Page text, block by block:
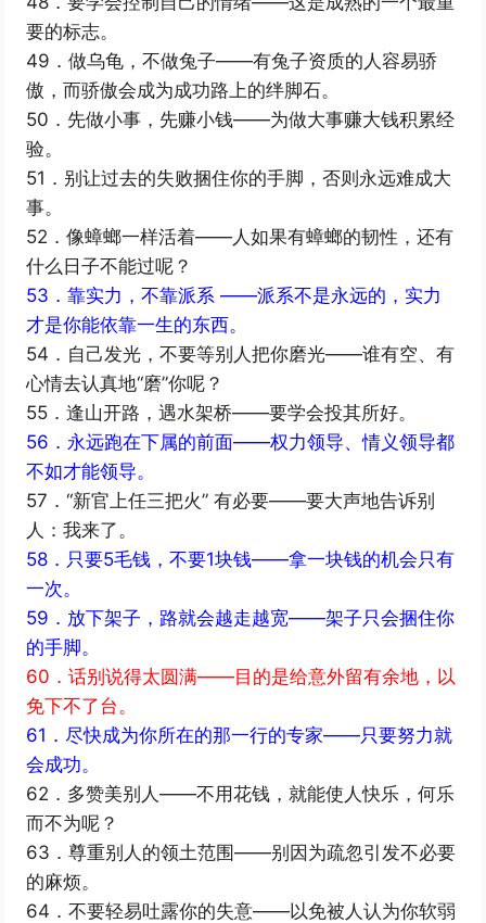
要的标志。
49．做乌龟，不做兔子——有兔子资质的人容易骄
傲，而骄傲会成为成功路上的绊脚石。
50．先做小事，先赚小钱——为做大事赚大钱积累经
验。
51．别让过去的失败捆住你的手脚，否则永远难成大
事。
52．像蟑螂一样活着——人如果有蟑螂的韧性，还有
什么日子不能过呢？
53．靠实力，不靠派系 ——派系不是永远的，实力
才是你能依靠一生的东西。
54．自己发光，不要等别人把你磨光——谁有空、有
心情去认真地“磨”你呢？
55．逢山开路，遇水架桥——要学会投其所好。
56．永远跑在下属的前面——权力领导、情义领导都
不如才能领导。
57．“新官上任三把火” 有必要——要大声地告诉别
人：我来了。
58．只要5毛钱，不要1块钱——拿一块钱的机会只有
一次。
59．放下架子，路就会越走越宽——架子只会捆住你
的手脚。
60．话别说得太圆满——目的是给意外留有余地，以
免下不了台。
61．尽快成为你所在的那一行的专家——只要努力就
会成功。
62．多赞美别人——不用花钱，就能使人快乐，何乐
而不为呢？
63．尊重别人的领土范围——别因为疏忽引发不必要
的麻烦。
64．不要轻易吐露你的失意——以免被人认为你软弱